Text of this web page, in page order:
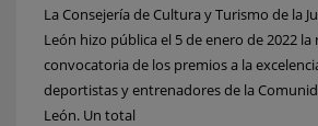
La Consejería de Cultura y Turismo de la
León hizo pública el 5 de enero de 2022 la
convocatoria de los premios a la
deportistas y entrenadores de la
León. Un total